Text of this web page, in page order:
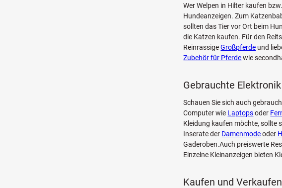
Wer Welpen in Hilter kaufen
Hundeanzeigen. Zum
sollten das Tier vor Ort beim
die Katzen kaufen. Für den
ReinrassigeGroßpferde und
Zubehör für Pferdewie
Gebrauchte
Schauen Sie sich auch
Computer wie Laptopsoder
Kleidung kaufen möchte, sollte
Inserate der Damenmodeoder
Gaderoben.Auch preiswerte
Einzelne Kleinanzeigen bieten
Kaufen und